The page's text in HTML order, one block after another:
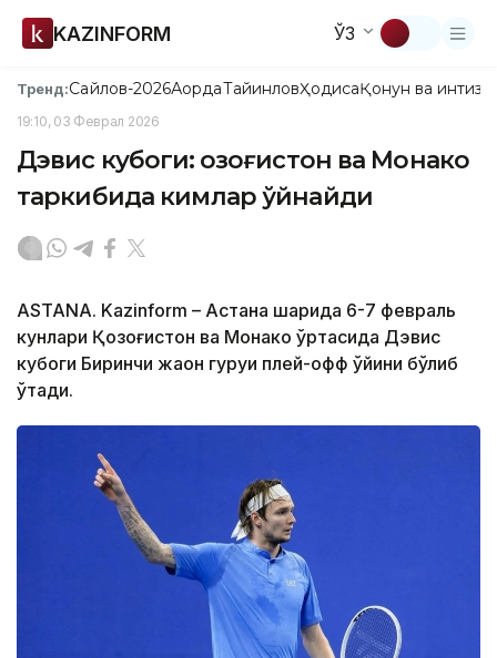
KAZINFORM ЎЗ
Тренд:Сайлов-2026АқордаТайинловҲодисаҚонун ва
19:10, 03 Феврал 2026
Дэвис кубоги: Қозоғистон ва Монако
таркибида кимлар ўйнайди
АSTANА. Kazinform – Астана шаҳрида 6-7 февраль
кунлари Қозоғистон ва Монако ўртасида Дэвис
кубоги Биринчи жаҳон гуруҳи плей-офф ўйини бўлиб
ўтади.